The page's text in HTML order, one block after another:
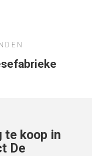
te koop in
De